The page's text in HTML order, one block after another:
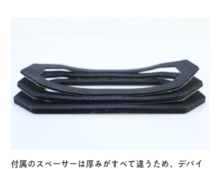
付属のスペーサーは厚みがすべて違うため、デバイ